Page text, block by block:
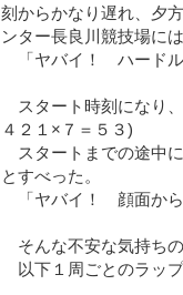
刻からかなり遅れ、夕
ンター長良川競技場に
「ヤバイ！ ハードル
スタート時刻になり
４２１×７＝５３)
スタートまでの途中
とすべった。
「ヤバイ！ 顔面から
そんな不安な気持ち
以下１周ごとのラッ